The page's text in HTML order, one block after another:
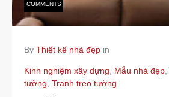
COMMENTS
By Thiết kế nhà đẹp in
Kinh nghiệm xây dựng Mẫu nhà đẹp
tường Tranh treo tường